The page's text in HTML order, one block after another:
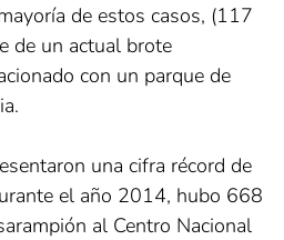
de estos casos, (117
de un actual brote
con un parque de
una cifra récord de
el año 2014, hubo 668
al Centro Nacional